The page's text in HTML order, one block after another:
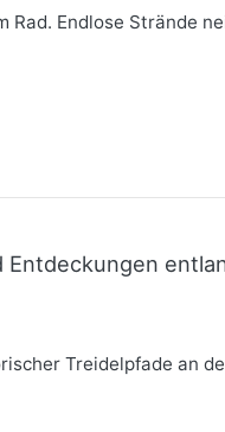
Endlose Strände
Treidelpfade an